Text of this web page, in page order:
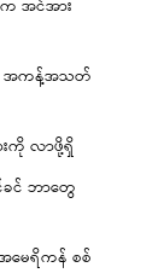
အင်အား
ဖို့ အကန့်အသတ်
းကို လာဖို့ရှိ
င် ဘာတွေ
မေရိကန် စစ်